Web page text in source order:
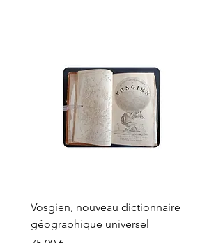
Vosgien, nouveau dictionnaire
géographique universel